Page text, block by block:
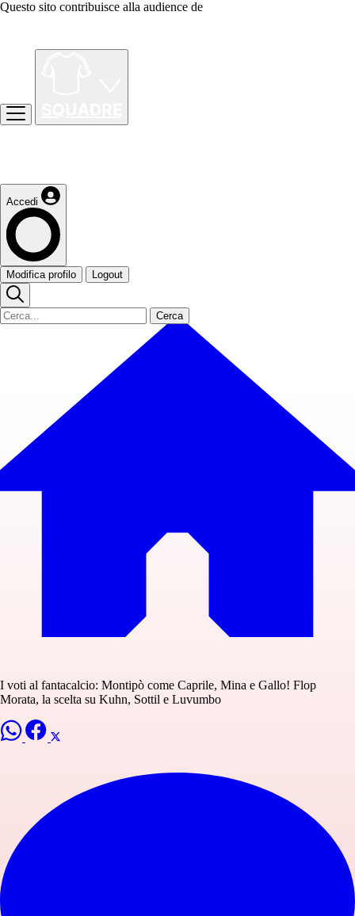
Questo sito contribuisce alla audience de
Accedi
Modifica profilo Logout
Cerca
I voti al fantacalcio: Montipò come Caprile, Mina e Gallo! Flop
Morata, la scelta su Kuhn, Sottil e Luvumbo